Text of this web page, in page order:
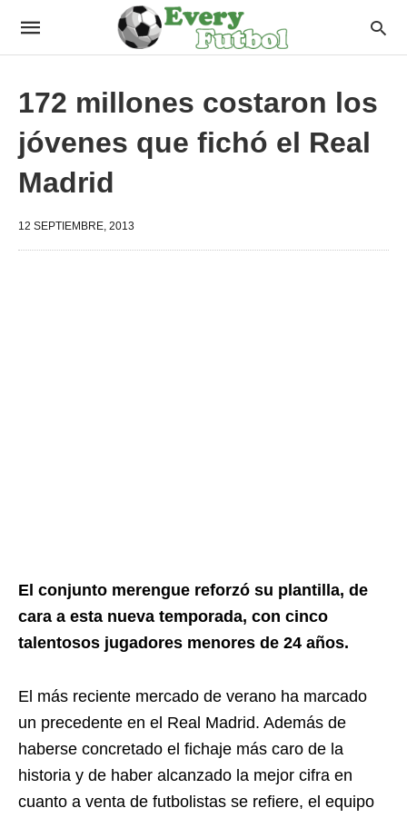
172 millones costaron los
jóvenes que fichó el Real
Madrid
12 SEPTIEMBRE, 2013
El conjunto merengue reforzó su plantilla, de
cara a esta nueva temporada, con cinco
talentosos jugadores menores de 24 años.
El más reciente mercado de verano ha marcado
un precedente en el Real Madrid. Además de
haberse concretado el fichaje más caro de la
historia y de haber alcanzado la mejor cifra en
cuanto a venta de futbolistas se refiere, el equipo